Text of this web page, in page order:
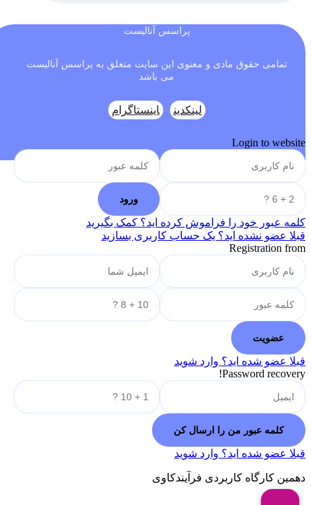
پراسس آنالیست
تمامی حقوق مادی و معنوی این سایت متعلق به پراسس آنالیست
می باشد
لینکدین اینستاگرام
Login to website
کلمه عبور خود را فراموش کرده اید؟ کمک بگیرید
قبلا عضو نشده اید؟ یک حساب کاربری بسازید
Registration from
قبلا عضو شده اید؟ وارد شوید
Password recovery!
قبلا عضو شده اید؟ وارد شوید
دهمین کارگاه کاربردی فرآیندکاوی